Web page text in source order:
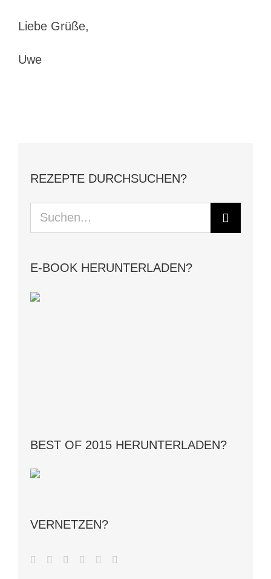
Liebe Grüße,
Uwe
REZEPTE DURCHSUCHEN?
Suche
nach:
E-BOOK HERUNTERLADEN?
BEST OF 2015 HERUNTERLADEN?
VERNETZEN?